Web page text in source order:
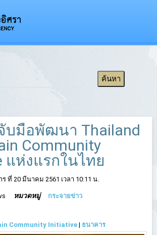
บมือพัฒนา Thailand
Community
แห่งแรกในไทย
ที่ 20 มีนาคม 2561 เวลา 10:11 น.
หมวดหมู่ กระจายข่าว
Community Initiative | ธนาคาร